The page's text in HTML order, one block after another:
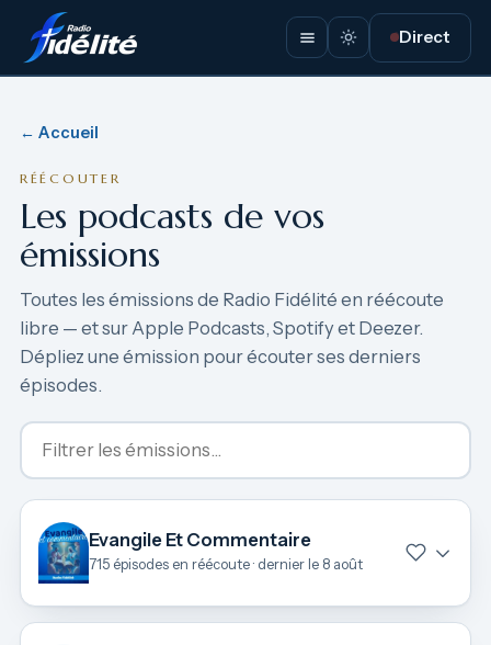
Direct
← Accueil
RÉÉCOUTER
Les podcasts de vos
émissions
Toutes les émissions de Radio Fidélité en réécoute
libre — et sur Apple Podcasts, Spotify et Deezer.
Dépliez une émission pour écouter ses derniers
épisodes.
Evangile Et Commentaire
715 épisodes en réécoute · dernier le 8 août